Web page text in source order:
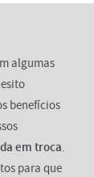
algumas
benefícios
em troca.
para que